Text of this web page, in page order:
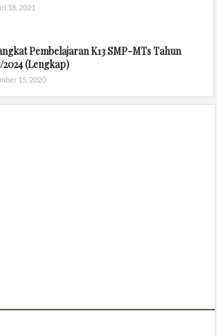
18, 2021
Pembelajaran K13 SMP-MTs Tahun
2024 (Lengkap)
15, 2020